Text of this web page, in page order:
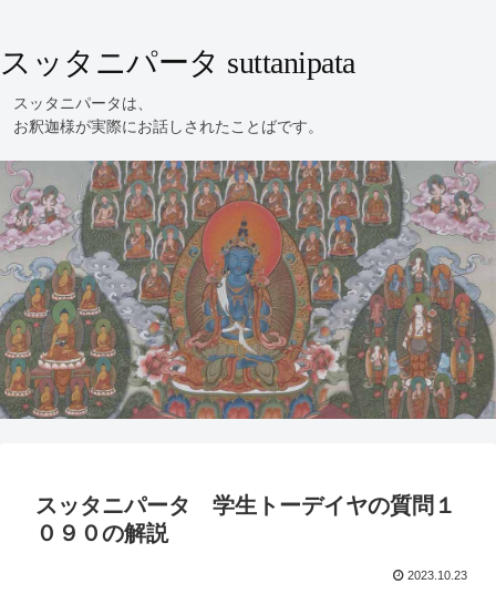
スッタニパータ suttanipata
スッタニパータ 学生トーデイヤの質問１
０９０の解説
2023.10.23